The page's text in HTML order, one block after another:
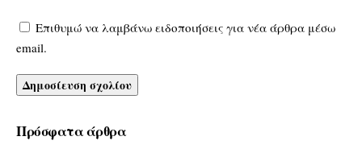
Επιθυμώ να λαμβάνω ειδοποιήσεις για νέα άρθρα μέσω
email.
Πρόσφατα άρθρα